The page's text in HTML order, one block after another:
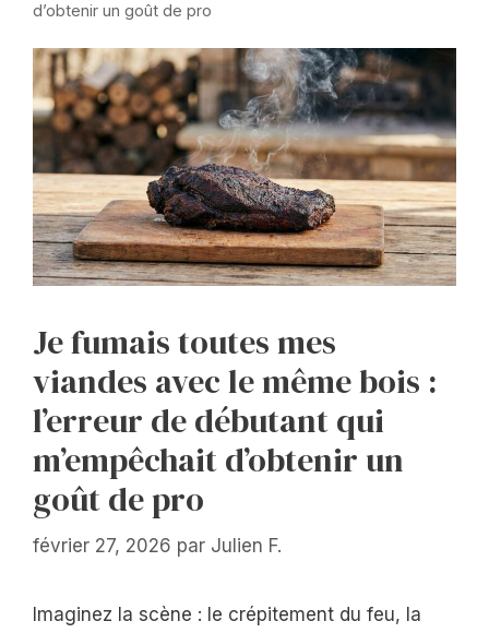
d’obtenir un goût de pro
Je fumais toutes mes
viandes avec le même bois :
l’erreur de débutant qui
m’empêchait d’obtenir un
goût de pro
février 27, 2026 par Julien F.
Imaginez la scène : le crépitement du feu, la